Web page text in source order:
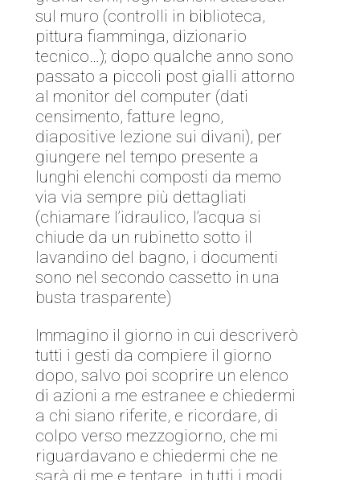
sul muro (controlli in biblioteca,
pittura fiamminga, dizionario
tecnico…); dopo qualche anno sono
passato a piccoli post gialli attorno
al monitor del computer (dati
censimento, fatture legno,
diapositive lezione sui divani), per
giungere nel tempo presente a
lunghi elenchi composti da memo
via via sempre più dettagliati
(chiamare l’idraulico, l’acqua si
chiude da un rubinetto sotto il
lavandino del bagno, i documenti
sono nel secondo cassetto in una
busta trasparente)
Immagino il giorno in cui descriverò
tutti i gesti da compiere il giorno
dopo, salvo poi scoprire un elenco
di azioni a me estranee e chiedermi
a chi siano riferite, e ricordare, di
colpo verso mezzogiorno, che mi
riguardavano e chiedermi che ne
sarà di me e tentare, in tutti i modi,